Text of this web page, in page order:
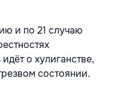
и по 21 случаю
о хулиганстве,
состоянии.